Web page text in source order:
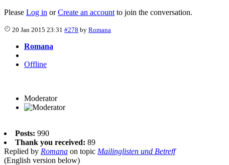
Please Log in orCreate an account to join the conversation.
20 Jan 2015 23:31 #278 byRomana
Romana
Offline
Moderator
Posts: 990
Thank you received: 89
Replied by Romana on topic Mailinglisten und Betreff
(English version below)